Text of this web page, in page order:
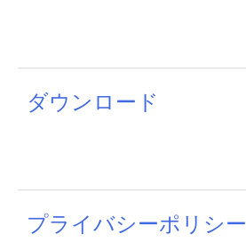
ダウンロード
プライバシーポリシー